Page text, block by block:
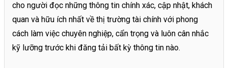
cho người đọc những thông tin chính xác, cập nhật, khách
quan và hữu ích nhất về thị trường tài chính với phong
cách làm việc chuyên nghiệp, cẩn trọng và luôn cân nhắc
kỹ lưỡng trước khi đăng tải bất kỳ thông tin nào.